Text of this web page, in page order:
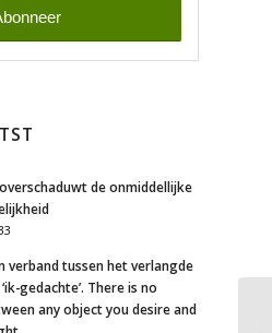
de onmiddellijke
verband tussen het verlangde
gedachte’. There is no
any object you desire and